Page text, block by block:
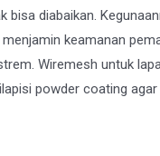
bisa diabaikan.
keamanan
Wiremesh untuk
powder coating agar